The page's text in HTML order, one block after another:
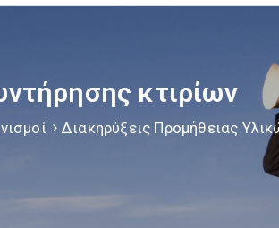
κτιρίων
Διακηρύξεις Προμήθειας